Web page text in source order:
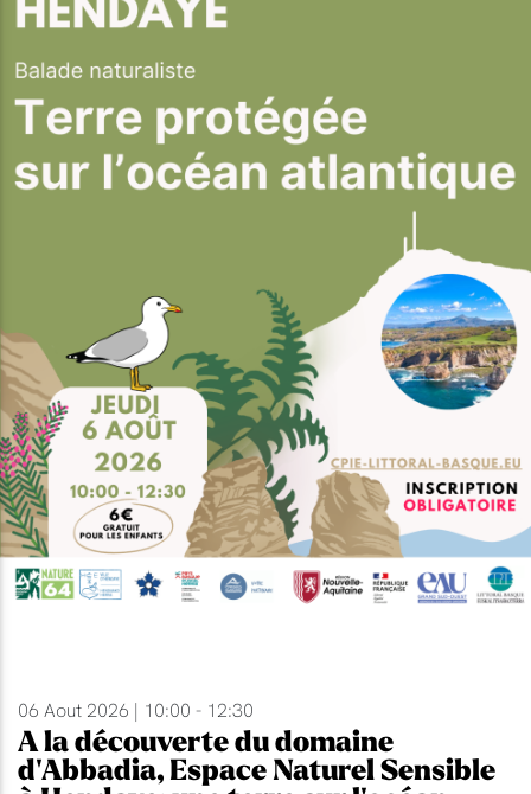
06 Aout 2026 | 10:00 - 12:30
A la découverte du domaine
d'Abbadia, Espace Naturel Sensible